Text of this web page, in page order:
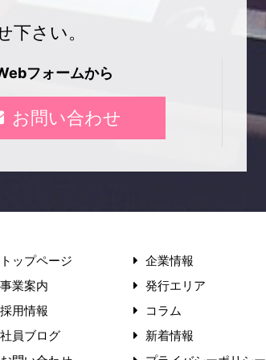
さい。
フォームから
お問い合わせ
トップページ
企業情報
事業案内
発行エリア
採用情報
コラム
社員ブログ
新着情報